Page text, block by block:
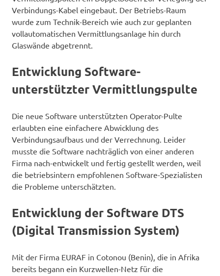
Verbindungs-Kabel eingebaut. Der Betriebs-Raum
wurde zum Technik-Bereich wie auch zur geplanten
vollautomatischen Vermittlungsanlage hin durch
Glaswände abgetrennt.
Entwicklung Software-
unterstützter Vermittlungspulte
Die neue Software unterstützten Operator-Pulte
erlaubten eine einfachere Abwicklung des
Verbindungsaufbaus und der Verrechnung. Leider
musste die Software nachträglich von einer anderen
Firma nach-entwickelt und fertig gestellt werden, weil
die betriebsintern empfohlenen Software-Spezialisten
die Probleme unterschätzten.
Entwicklung der Software DTS
(Digital Transmission System)
Mit der Firma EURAF in Cotonou (Benin), die in Afrika
bereits begann ein Kurzwellen-Netz für die